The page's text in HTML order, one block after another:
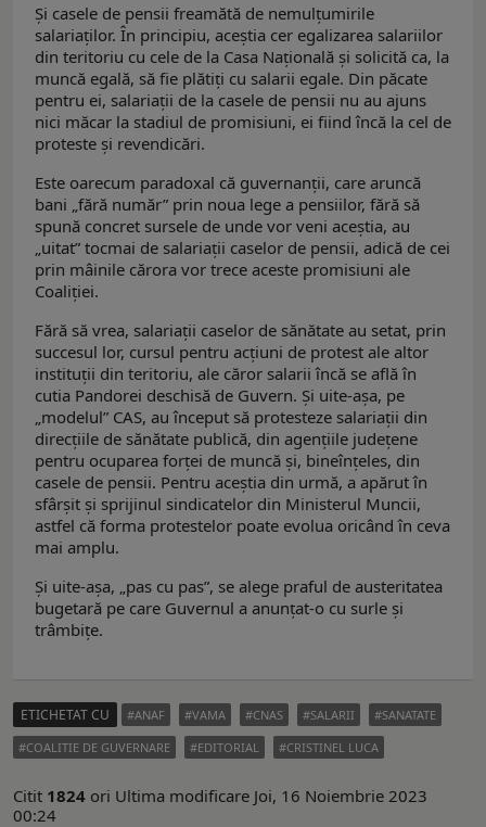
Și casele de pensii freamătă de nemulțumirile
salariaților. În principiu, aceștia cer egalizarea salariilor
din teritoriu cu cele de la Casa Națională și solicită ca, la
muncă egală, să fie plătiți cu salarii egale. Din păcate
pentru ei, salariații de la casele de pensii nu au ajuns
nici măcar la stadiul de promisiuni, ei fiind încă la cel de
proteste și revendicări.
Este oarecum paradoxal că guvernanții, care aruncă
bani „fără număr” prin noua lege a pensiilor, fără să
spună concret sursele de unde vor veni aceștia, au
„uitat” tocmai de salariații caselor de pensii, adică de cei
prin mâinile cărora vor trece aceste promisiuni ale
Coaliției.
Fără să vrea, salariații caselor de sănătate au setat, prin
succesul lor, cursul pentru acțiuni de protest ale altor
instituții din teritoriu, ale căror salarii încă se află în
cutia Pandorei deschisă de Guvern. Și uite-așa, pe
„modelul” CAS, au început să protesteze salariații din
direcțiile de sănătate publică, din agențiile județene
pentru ocuparea forței de muncă și, bineînțeles, din
casele de pensii. Pentru aceștia din urmă, a apărut în
sfârșit și sprijinul sindicatelor din Ministerul Muncii,
astfel că forma protestelor poate evolua oricând în ceva
mai amplu.
Și uite-așa, „pas cu pas”, se alege praful de austeritatea
bugetară pe care Guvernul a anunțat-o cu surle și
trâmbițe.
ETICHETAT CU ANAF VAMA CNAS SALARII
SANATATE
COALITIE DE GUVERNARE
EDITORIAL CRISTINEL LUCA
Citit 1824 ori Ultima modificare Joi, 16 Noiembrie 2023
00:24